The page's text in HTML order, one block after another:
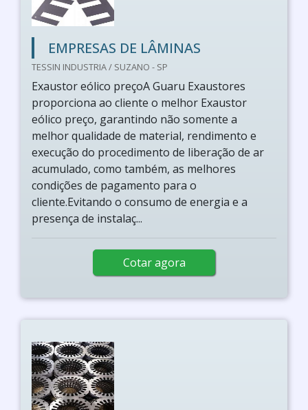
EMPRESAS DE LÂMINAS
TESSIN INDUSTRIA / SUZANO - SP
Exaustor eólico preçoA Guaru Exaustores
proporciona ao cliente o melhor Exaustor
eólico preço, garantindo não somente a
melhor qualidade de material, rendimento e
execução do procedimento de liberação de ar
acumulado, como também, as melhores
condições de pagamento para o
cliente.Evitando o consumo de energia e a
presença de instalaç...
Cotar agora